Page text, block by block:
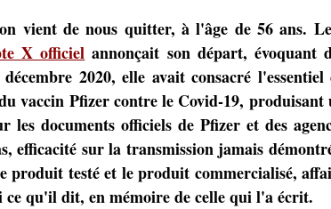
vient de nous quitter, à l'âge de 56 ans.
X officiel annonçait son départ, évoquant
2020, elle avait consacré l'essentiel
vaccin Pfizer contre le Covid-19, produisant
les documents officiels de Pfizer et des
efficacité sur la transmission jamais
produit testé et le produit commercialisé,
qu'il dit, en mémoire de celle qui l'a écrit.